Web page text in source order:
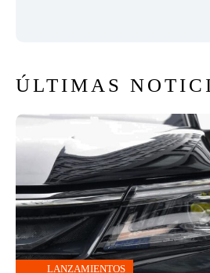
ÚLTIMAS
LANZAMIENTOS